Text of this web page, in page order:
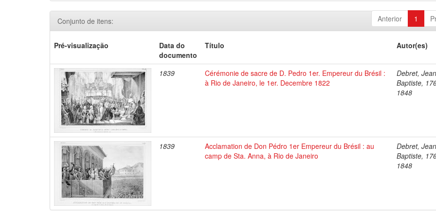
Anterior 1
Conjunto de itens:
Pré-visualização
Data do
documento
Título Autor(es)
1839
Cérémonie de sacre de D. Pedro 1er. Empereur du Brésil :
à Rio de Janeiro, le 1er. Decembre 1822
Debret, Jean
Baptiste,
1848
1839
Acclamation de Don Pédro 1er Empereur du Brésil : au
camp de Sta. Anna, à Rio de Janeiro
Debret, Jean
Baptiste,
1848